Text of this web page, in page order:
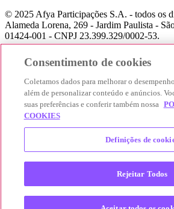
© 2025 Afya Participações S.A. - todos os
Alameda Lorena, 269 - Jardim Paulista -
01424-001 - CNPJ 23.399.329/0002-53.
Consentimento de cookies
Coletamos dados para melhorar o
além de personalizar conteúdo e anúncios.
suas preferências e conferir também nossa
COOKIES
Definições de
Rejeitar Todos